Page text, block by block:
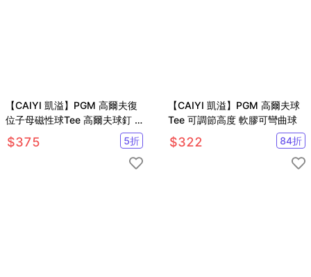
【CAIYI 凱溢】PGM 高爾夫復
位子母磁性球Tee 高爾夫球釘 5
支
$375 5折
【CAIYI 凱溢】PGM 高爾夫球
Tee 可調節高度 軟膠可彎曲球
$322 84折